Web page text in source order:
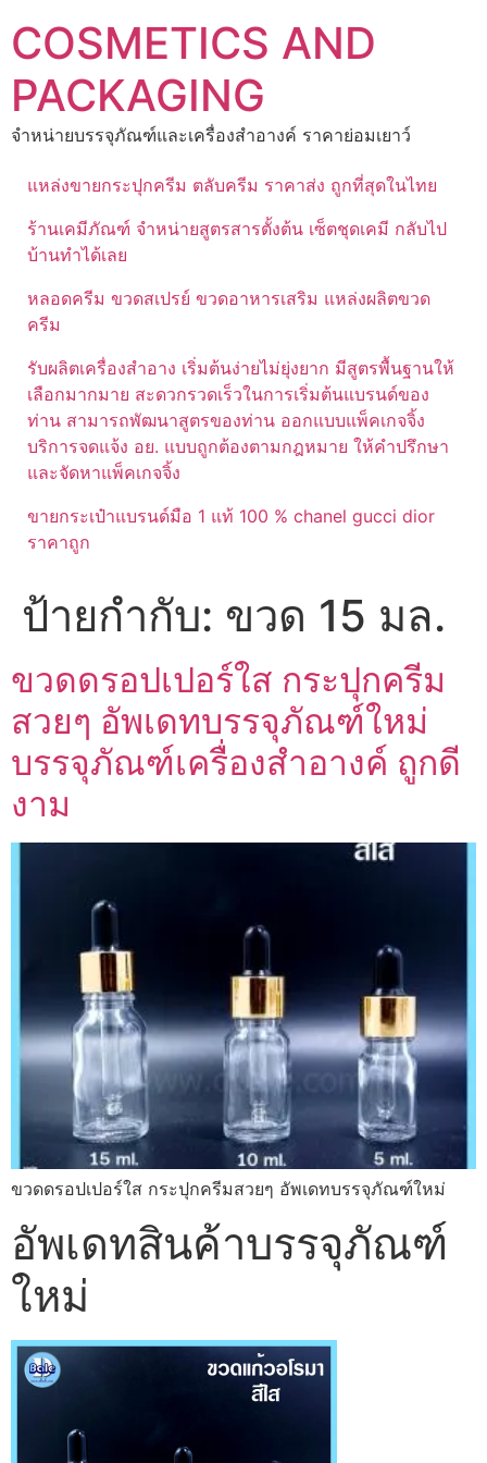
to
content
COSMETICS AND
PACKAGING
จำหน่ายบรรจุภัณฑ์และเครื่องสำอางค์ ราคาย่อมเยาว์
แหล่งขายกระปุกครีม ตลับครีม ราคาส่ง ถูกที่สุดในไทย
ร้านเคมีภัณฑ์ จำหน่ายสูตรสารตั้งต้น เซ็ตชุดเคมี กลับไป
บ้านทำได้เลย
หลอดครีม ขวดสเปรย์ ขวดอาหารเสริม แหล่งผลิตขวด
ครีม
รับผลิตเครื่องสำอาง เริ่มต้นง่ายไม่ยุ่งยาก มีสูตรพื้นฐานให้
เลือกมากมาย สะดวกรวดเร็วในการเริ่มต้นแบรนด์ของ
ท่าน สามารถพัฒนาสูตรของท่าน ออกแบบแพ็คเกจจิ้ง
บริการจดแจ้ง อย. แบบถูกต้องตามกฎหมาย ให้คำปรึกษา
และจัดหาแพ็คเกจจิ้ง
ขายกระเป๋าแบรนด์มือ 1 แท้ 100 % chanel gucci dior
ราคาถูก
ป้ายกำกับ: ขวด 15 มล.
ขวดดรอปเปอร์ใส กระปุกครีม
สวยๆ อัพเดทบรรจุภัณฑ์ใหม่
บรรจุภัณฑ์เครื่องสำอางค์ ถูกดี
งาม
ขวดดรอปเปอร์ใส กระปุกครีมสวยๆ อัพเดทบรรจุภัณฑ์ใหม่
อัพเดทสินค้าบรรจุภัณฑ์
ใหม่